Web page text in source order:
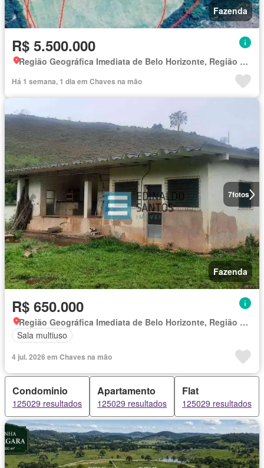
Fazenda
R$ 5.500.000
Região Geográfica Imediata de Belo Horizonte, Região Metropolitana de Belo Horizonte
Há 1 semana, 1 dia em Chaves na mão
7fotos
Fazenda
R$ 650.000
Região Geográfica Imediata de Belo Horizonte, Região Metropolitana de Belo Horizonte
Sala multiuso
4 jul. 2026 em Chaves na mão
Condominio
125029 resultados
Apartamento
125029 resultados
Flat
125029 resultados